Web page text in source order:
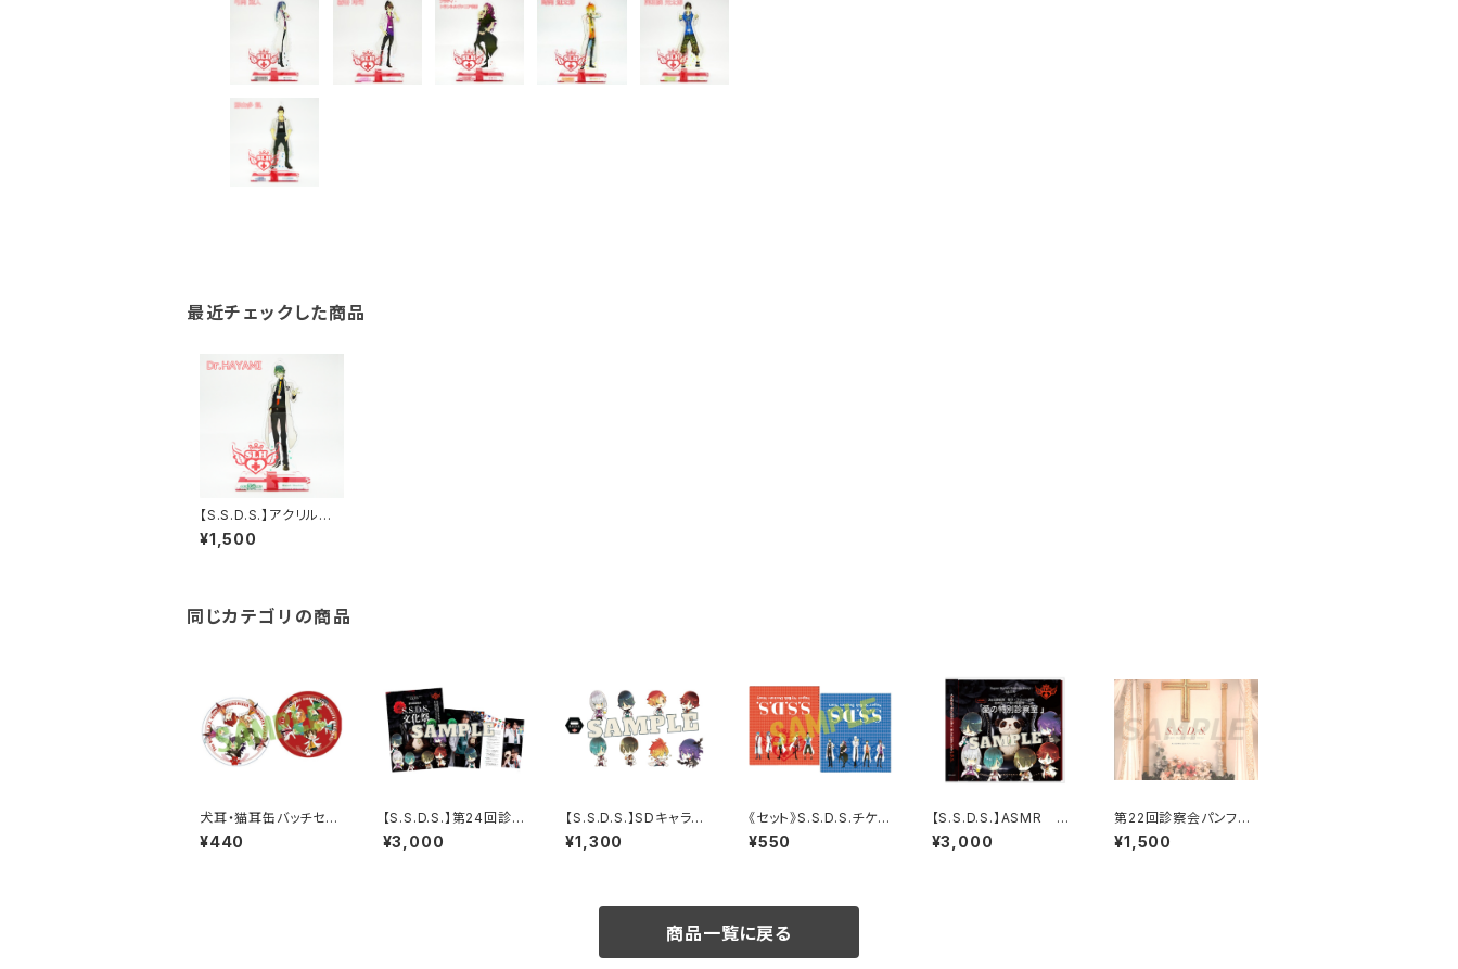
最近チェックした商品
【S.S.D.S.】アクリルス
タンド 先生方各種
¥1,500
同じカテゴリの商品
犬耳・猫耳缶バッチセッ
ト(第21回診察会)
¥440
【S.S.D.S.】第24回診察
会 パンフレット
¥3,000
【S.S.D.S.】SDキャラ
アクリルスタンド
¥1,300
《セット》S.S.D.S.チケッ
トホルダー2種セット（第
22回診察会）
¥550
【S.S.D.S.】ASMR ド
ラマCD「愛の特別診察
室」
¥3,000
第22回診察会パンフレ
ット（2018年12月23日
開催）
¥1,500
商品一覧に戻る